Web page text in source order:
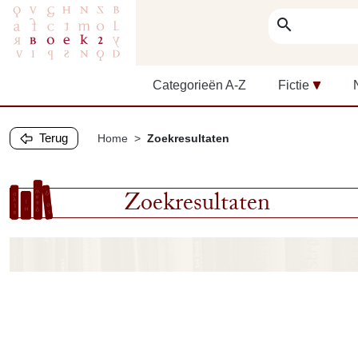
search
Categorieën A-Z Fictie
Terug Home Zoekresultaten
Zoekresultaten